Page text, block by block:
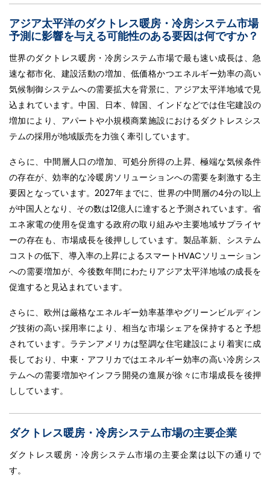
アジア太平洋のダクトレス暖房・冷房システム市場
予測に影響を与える可能性のある要因は何ですか？
世界のダクトレス暖房・冷房システム市場で最も速い成長は、急
速な都市化、建設活動の増加、低価格かつエネルギー効率の高い
気候制御システムへの需要拡大を背景に、アジア太平洋地域で見
込まれています。中国、日本、韓国、インドなどでは住宅建設の
増加により、アパートや小規模商業施設におけるダクトレスシス
テムの採用が地域販売を力強く牽引しています。
さらに、中間層人口の増加、可処分所得の上昇、極端な気候条件
の存在が、効率的な冷暖房ソリューションへの需要を刺激する主
要因となっています。2027年までに、世界の中間層の4分の1以上
が中国人となり、その数は12億人に達すると予測されています。省
エネ家電の使用を促進する政府の取り組みや主要地域サプライヤ
ーの存在も、市場成長を後押ししています。製品革新、システム
コストの低下、導入率の上昇によるスマートHVACソリューション
への需要増加が、今後数年間にわたりアジア太平洋地域の成長を
促進すると見込まれています。
さらに、欧州は厳格なエネルギー効率基準やグリーンビルディン
グ技術の高い採用率により、相当な市場シェアを保持すると予想
されています。ラテンアメリカは堅調な住宅建設により着実に成
長しており、中東・アフリカではエネルギー効率の高い冷房シス
テムへの需要増加やインフラ開発の進展が徐々に市場成長を後押
ししています。
ダクトレス暖房・冷房システム市場の主要企業
ダクトレス暖房・冷房システム市場の主要企業は以下の通りで
す。